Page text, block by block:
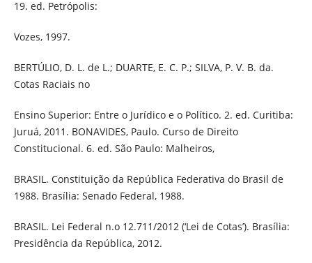
19. ed. Petrópolis:
Vozes, 1997.
BERTÚLIO, D. L. de L.; DUARTE, E. C. P.; SILVA, P. V. B. da.
Cotas Raciais no
Ensino Superior: Entre o Jurídico e o Político. 2. ed. Curitiba:
Juruá, 2011. BONAVIDES, Paulo. Curso de Direito
Constitucional. 6. ed. São Paulo: Malheiros,
BRASIL. Constituição da República Federativa do Brasil de
1988. Brasília: Senado Federal, 1988.
BRASIL. Lei Federal n.o 12.711/2012 (‘Lei de Cotas’). Brasília:
Presidência da República, 2012.